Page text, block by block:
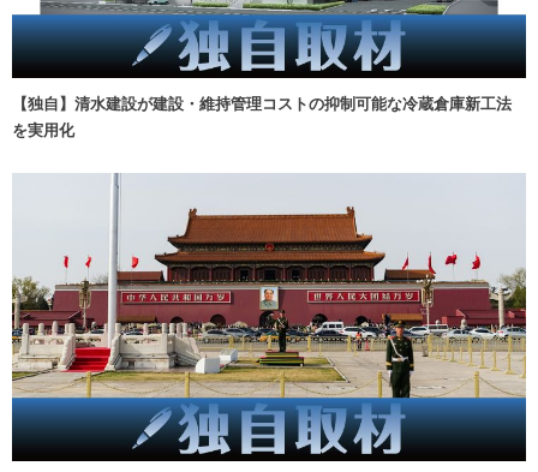
【独自】清水建設が建設・維持管理コストの抑制可能な冷蔵倉庫新工法
を実用化